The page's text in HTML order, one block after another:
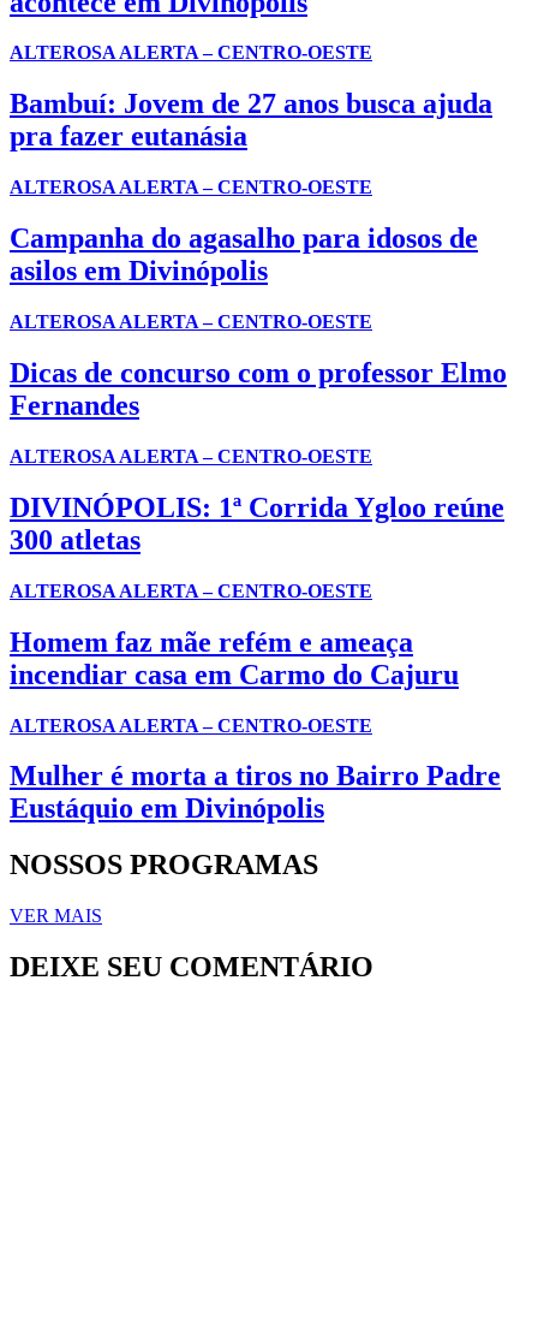
ALTEROSA ALERTA – CENTRO-OESTE
Bambuí: Jovem de 27 anos busca ajuda
pra fazer eutanásia
ALTEROSA ALERTA – CENTRO-OESTE
Campanha do agasalho para idosos de
asilos em Divinópolis
ALTEROSA ALERTA – CENTRO-OESTE
Dicas de concurso com o professor Elmo
Fernandes
ALTEROSA ALERTA – CENTRO-OESTE
DIVINÓPOLIS: 1ª Corrida Ygloo reúne
300 atletas
ALTEROSA ALERTA – CENTRO-OESTE
Homem faz mãe refém e ameaça
incendiar casa em Carmo do Cajuru
ALTEROSA ALERTA – CENTRO-OESTE
Mulher é morta a tiros no Bairro Padre
Eustáquio em Divinópolis
NOSSOS PROGRAMAS
VER MAIS
DEIXE SEU COMENTÁRIO